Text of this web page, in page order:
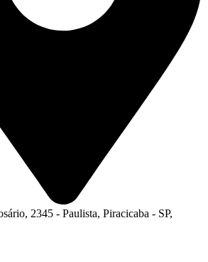
2345 - Paulista, Piracicaba - SP,